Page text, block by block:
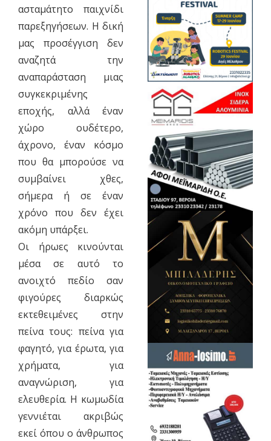
ασταμάτητο παιχνίδι
παρεξηγήσεων. Η δική
μας προσέγγιση δεν
αναζητά την
αναπαράσταση μιας
συγκεκριμένης
εποχής, αλλά έναν
χώρο ουδέτερο,
άχρονο, έναν κόσμο
που θα μπορούσε να
συμβαίνει χθες,
σήμερα ή σε έναν
χρόνο που δεν έχει
ακόμη υπάρξει.
Οι ήρωες κινούνται
μέσα σε αυτό το
ανοιχτό πεδίο σαν
φιγούρες διαρκώς
εκτεθειμένες στην
πείνα τους: πείνα για
φαγητό, για έρωτα, για
χρήματα, για
αναγνώριση, για
ελευθερία. Η κωμωδία
γεννιέται ακριβώς
εκεί όπου ο άνθρωπος